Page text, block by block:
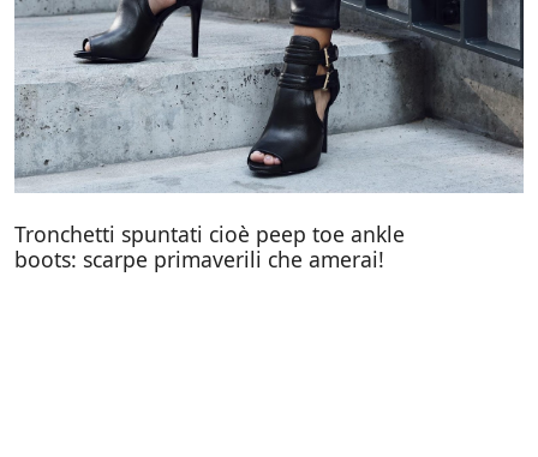
Tronchetti spuntati cioè peep toe ankle
boots: scarpe primaverili che amerai!